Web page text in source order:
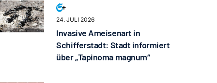
24. JULI 2026
Invasive Ameisenart in
Schifferstadt: Stadt informiert
über „Tapinoma magnum“